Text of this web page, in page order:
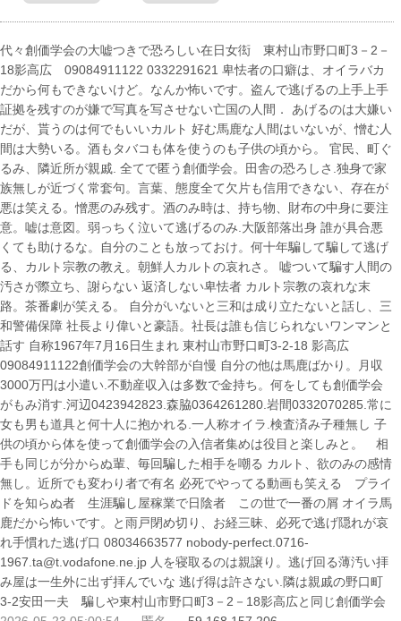
代々創価学会の大嘘つきで恐ろしい在日女衒 東村山市野口町3－2－
18影高広 09084911122 0332291621 卑怯者の口癖は、オイラバカ
だから何もできないけど。なんか怖いです。盗んで逃げるの上手上手
証拠を残すのが嫌で写真を写させない亡国の人間． あげるのは大嫌い
だが、貰うのは何でもいいカルト 好む馬鹿な人間はいないが、憎む人
間は大勢いる。酒もタバコも体を使うのも子供の頃から。 官民、町ぐ
るみ、隣近所が親戚. 全てで匿う創価学会。田舎の恐ろしさ.独身で家
族無しが近づく常套句。言葉、態度全て欠片も信用できない、存在が
悪は笑える。憎悪のみ残す。酒のみ時は、持ち物、財布の中身に要注
意。嘘は意図。弱っちく泣いて逃げるのみ.大阪部落出身 誰が具合悪
くても助けるな。自分のことも放っておけ。何十年騙して騙して逃げ
る、カルト宗教の教え。朝鮮人カルトの哀れさ。 嘘ついて騙す人間の
汚さが際立ち、謝らない 返済しない卑怯者 カルト宗教の哀れな末
路。茶番劇が笑える。 自分がいないと三和は成り立たないと話し、三
和警備保障 社長より偉いと豪語。社長は誰も信じられないワンマンと
話す 自称1967年7月16日生まれ 東村山市野口町3-2-18 影高広
09084911122創価学会の大幹部が自慢 自分の他は馬鹿ばかり。月収
3000万円は小遣い.不動産収入は多数で金持ち。何をしても創価学会
がもみ消す.河辺0423942823.森脇0364261280.岩間0332070285.常に
女も男も道具と何十人に抱かれる.一人称オイラ.検査済み子種無し 子
供の頃から体を使って創価学会の入信者集めは役目と楽しみと。 相
手も同じが分からぬ輩、毎回騙した相手を嘲る カルト、欲のみの感情
無し。近所でも変わり者で有名 必死でやってる動画も笑える プライ
ドを知らぬ者 生涯騙し屋稼業で日陰者 この世で一番の屑 オイラ馬
鹿だから怖いです。と雨戸閉め切り、お経三昧、必死で逃げ隠れが哀
れ手慣れた逃げ口 08034663577 nobody-perfect.0716-
1967.ta@t.vodafone.ne.jp 人を寝取るのは親譲り。逃げ回る薄汚い拝
み屋は一生外に出ず拝んでいな 逃げ得は許さない.隣は親戚の野口町
3-2安田一夫 騙しや東村山市野口町3－2－18影高広と同じ創価学会